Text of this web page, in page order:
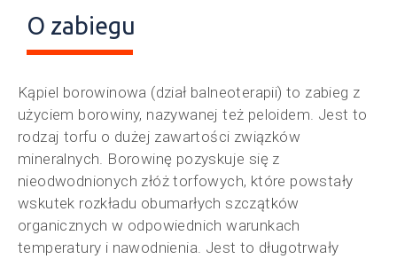
O zabiegu
Kąpiel borowinowa (dział balneoterapii) to zabieg z
użyciem borowiny, nazywanej też peloidem. Jest to
rodzaj torfu o dużej zawartości związków
mineralnych. Borowinę pozyskuje się z
nieodwodnionych złóż torfowych, które powstały
wskutek rozkładu obumarłych szczątków
organicznych w odpowiednich warunkach
temperatury i nawodnienia. Jest to długotrwały